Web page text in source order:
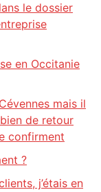
le dossier
en Occitanie
mais il
de retour
confirment
?
j’étais en